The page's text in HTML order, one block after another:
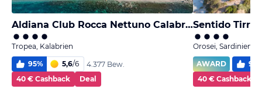
Aldiana Club Rocca Nettuno Calabria
Tropea, Kalabrien
95% 5,6/6
4.377 Bew.
40 € Cashback
Deal
Sentido
Orosei, Sardinien
AWARD
90
40 € Cashback